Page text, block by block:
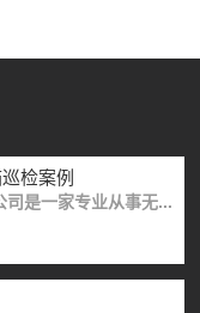
检案例
司是一家专业从事无...